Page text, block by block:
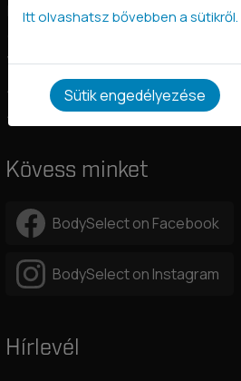
Fizetés
Vásárlástól való elállás
Adatkezelési tájékoztató
Általános szerződési feltételek
Kövess minket
BodySelect on Facebook
BodySelect on Instagram
Hírlevél
Itt olvashatsz bővebben a sütikről.
Sütik engedélyezése